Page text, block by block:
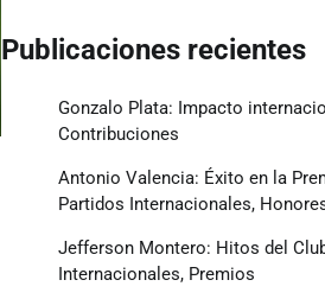
Publicaciones recientes
Gonzalo Plata: Impacto
Contribuciones
Antonio Valencia: Éxito en la
Partidos Internacionales,
Jefferson Montero: Hitos del
Internacionales, Premios